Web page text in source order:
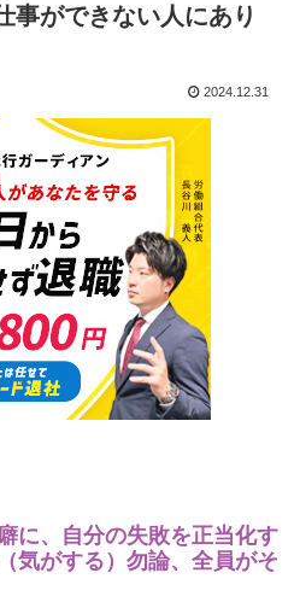
事ができない人にあり
2024.12.31
に、自分の失敗を正当化す
気がする） 勿論、全員がそ